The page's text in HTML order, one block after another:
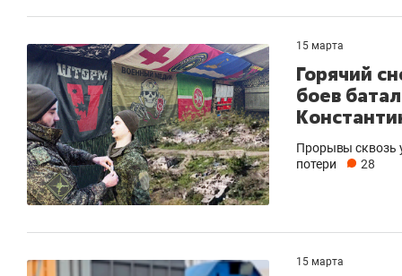
15 марта
Горячий
боев
Прорывы сквозь
потери
28
15 марта